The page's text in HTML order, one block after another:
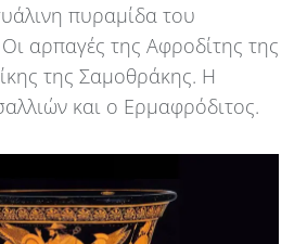
πυραμίδα του
Οι αρπαγές της Αφροδίτης της
της Σαμοθράκης. Η
και ο Ερμαφρόδιτος.